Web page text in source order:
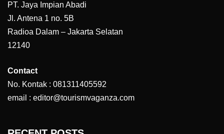
PT. Jaya Impian Abadi
Jl. Antena 1 no. 5B
Radioa Dalam – Jakarta Selatan
12140
Contact
No. Kontak : 081311405592
email : editor@tourismvaganza.com